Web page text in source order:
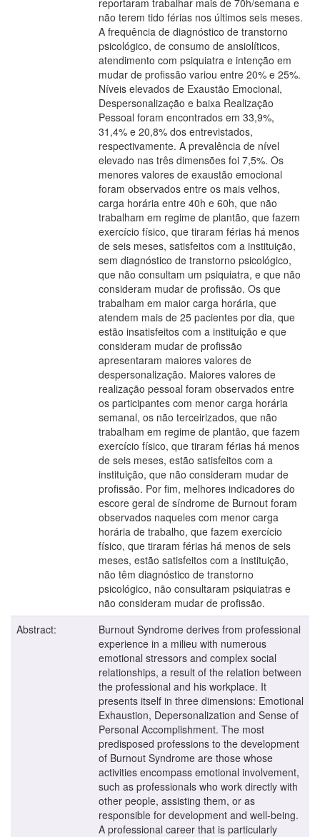
não terem tido férias nos últimos seis meses.
A frequência de diagnóstico de transtorno
psicológico, de consumo de ansiolíticos,
atendimento com psiquiatra e intenção em
mudar de profissão variou entre 20% e 25%.
Níveis elevados de Exaustão Emocional,
Despersonalização e baixa Realização
Pessoal foram encontrados em 33,9%,
31,4% e 20,8% dos entrevistados,
respectivamente. A prevalência de nível
elevado nas três dimensões foi 7,5%. Os
menores valores de exaustão emocional
foram observados entre os mais velhos,
carga horária entre 40h e 60h, que não
trabalham em regime de plantão, que fazem
exercício físico, que tiraram férias há menos
de seis meses, satisfeitos com a instituição,
sem diagnóstico de transtorno psicológico,
que não consultam um psiquiatra, e que não
consideram mudar de profissão. Os que
trabalham em maior carga horária, que
atendem mais de 25 pacientes por dia, que
estão insatisfeitos com a instituição e que
consideram mudar de profissão
apresentaram maiores valores de
despersonalização. Maiores valores de
realização pessoal foram observados entre
os participantes com menor carga horária
semanal, os não terceirizados, que não
trabalham em regime de plantão, que fazem
exercício físico, que tiraram férias há menos
de seis meses, estão satisfeitos com a
instituição, que não consideram mudar de
profissão. Por fim, melhores indicadores do
escore geral de síndrome de Burnout foram
observados naqueles com menor carga
horária de trabalho, que fazem exercício
físico, que tiraram férias há menos de seis
meses, estão satisfeitos com a instituição,
não têm diagnóstico de transtorno
psicológico, não consultaram psiquiatras e
não consideram mudar de profissão.
Abstract:
Burnout Syndrome derives from professional
experience in a milieu with numerous
emotional stressors and complex social
relationships, a result of the relation between
the professional and his workplace. It
presents itself in three dimensions: Emotional
Exhaustion, Depersonalization and Sense of
Personal Accomplishment. The most
predisposed professions to the development
of Burnout Syndrome are those whose
activities encompass emotional involvement,
such as professionals who work directly with
other people, assisting them, or as
responsible for development and well-being.
A professional career that is particularly